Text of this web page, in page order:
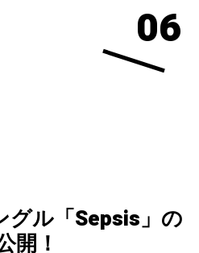
06
ル「Sepsis」の
開！